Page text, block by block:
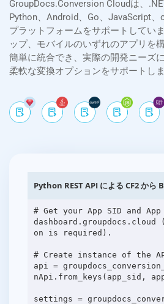
GroupDocs.Conversion Cloudは、
Python、Android、Go、JavaScript
プラットフォームをサポートしてい
ップ、モバイルのいずれのアプリを
簡単に統合でき、実際の開発ニーズ
柔軟な変換オプションをサポートしま
Python REST API による CF2 から
# Get your App SID and
on is required).
# Create instance of the
api =
nApi.from_keys(app_sid,
settings =